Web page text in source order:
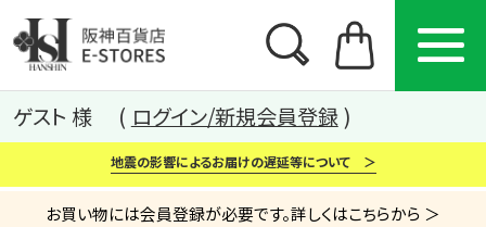
ゲスト 様 ログイン/新規会員登録
地震の影響によるお届けの遅延等について ＞
お買い物には会員登録が必要です。詳しくはこちらから ＞